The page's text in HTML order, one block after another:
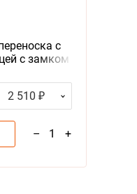
с
с замком
2 510 ₽
– 1 +